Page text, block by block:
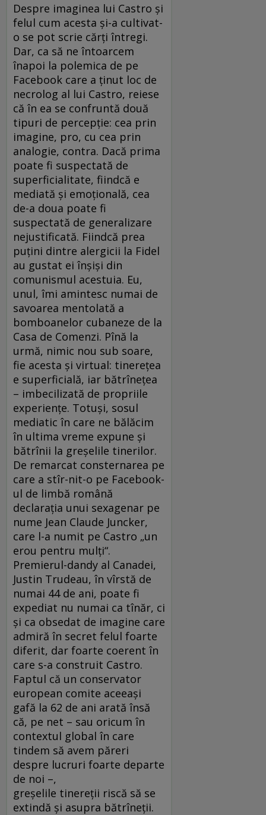
Despre imaginea lui Castro și
felul cum acesta și-a cultivat-
o se pot scrie cărți întregi.
Dar, ca să ne întoarcem
înapoi la polemica de pe
Facebook care a ținut loc de
necrolog al lui Castro, reiese
că în ea se confruntă două
tipuri de percepție: cea prin
imagine, pro, cu cea prin
analogie, contra. Dacă prima
poate fi suspectată de
superficialitate, fiindcă e
mediată și emoțională, cea
de-a doua poate fi
suspectată de generalizare
nejustificată. Fiindcă prea
puțini dintre alergicii la Fidel
au gustat ei înșiși din
comunismul acestuia. Eu,
unul, îmi amintesc numai de
savoarea mentolată a
bomboanelor cubaneze de la
Casa de Comenzi. Pînă la
urmă, nimic nou sub soare,
fie acesta și virtual: tinerețea
e superficială, iar bătrînețea
– imbecilizată de propriile
experiențe. Totuși, sosul
mediatic în care ne bălăcim
în ultima vreme expune și
bătrînii la greșelile tinerilor.
De remarcat consternarea pe
care a stîr-nit-o pe Facebook-
ul de limbă română
declarația unui sexagenar pe
nume Jean Claude Juncker,
care l-a numit pe Castro „un
erou pentru mulți“.
Premierul-dandy al Canadei,
Justin Trudeau, în vîrstă de
numai 44 de ani, poate fi
expediat nu numai ca tînăr, ci
și ca obsedat de imagine care
admiră în secret felul foarte
diferit, dar foarte coerent în
care s-a construit Castro.
Faptul că un conservator
european comite aceeași
gafă la 62 de ani arată însă
că, pe net – sau oricum în
contextul global în care
tindem să avem păreri
despre lucruri foarte departe
de noi –,
greșelile tinereții riscă să se
extindă și asupra bătrîneții.